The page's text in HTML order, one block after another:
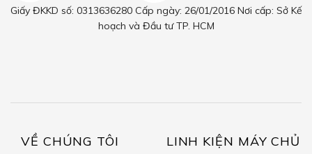
Giấy ĐKKD số: 0313636280 Cấp ngày: 26/01/2016 Nơi cấp: Sở Kế
hoạch và Đầu tư TP. HCM
VỀ CHÚNG TÔI LINH KIỆN MÁY CHỦ